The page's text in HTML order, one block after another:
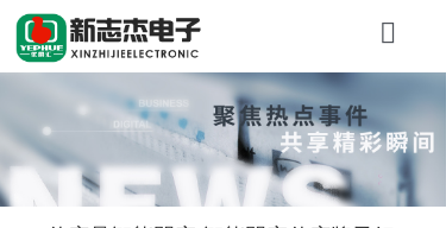
關於
產品